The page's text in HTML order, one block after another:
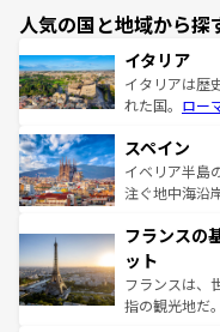
人気の国と地域から探
イタリア
イタリアは歴
れた国。 ロー
ろん、トスカ
景など、自然
ピザやパスタ
ませてくれる
なお、新着の
しい。
スペイン
イベリア半島
注ぐ地中海沿
文化が根付く
れる闘牛、そ
る。首都マド
アートに溢れ
フランスの
ット
フランスは、
指の観光地だ